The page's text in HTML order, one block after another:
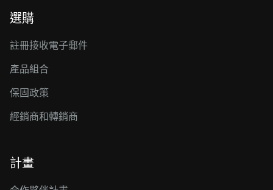
選購
註冊接收電子郵件
產品組合
保固政策
經銷商和轉銷商
計畫